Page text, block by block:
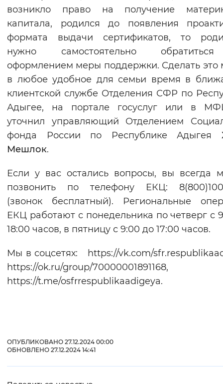
возникло право на получение
капитала, родился до появления
формата выдачи сертификатов, то
нужно самостоятельно
оформлением меры поддержки. Сделать это
в любое удобное для семьи время в
клиентской службе Отделения СФР по
Адыгее, на портале госуслуг или в
уточнил управляющий Отделением
фонда России по Республике Адыгея
Мешлок.
Если у вас остались вопросы, вы всегда
позвонить по телефону ЕКЦ:
(звонок бесплатный). Региональные
ЕКЦ работают с понедельника по четверг с
18:00 часов, в пятницу с 9:00 до 17:00 часов.
Мы в соцсетях: https://vk.com/
https://ok.ru/group/70000001891168,
https://t.me/osfrrespublikaadigeya.
ОПУБЛИКОВАНО 27.12.2024 00:00
ОБНОВЛЕНО 27.12.2024 14:41